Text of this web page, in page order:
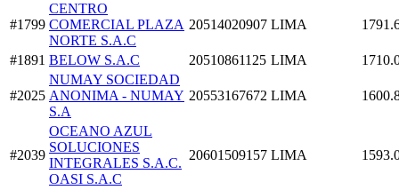
#1799
CENTRO
COMERCIAL PLAZA
NORTE S.A.C
20514020907 LIMA
#1891 BELOW S.A.C 20510861125 LIMA
#2025
NUMAY SOCIEDAD
ANONIMA - NUMAY
S.A
20553167672 LIMA
#2039
OCEANO AZUL
SOLUCIONES
INTEGRALES S.A.C.
OASI S.A.C
20601509157 LIMA